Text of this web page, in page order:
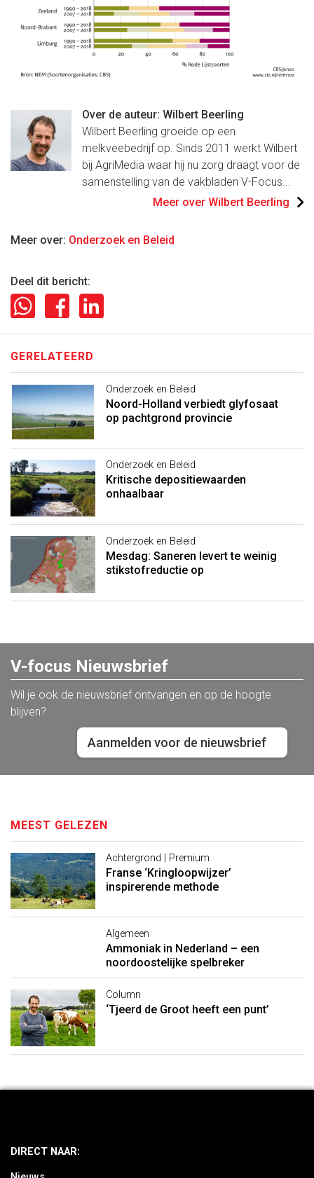
Over de auteur: Wilbert Beerling
Wilbert Beerling groeide op een
melkveebedrijf op. Sinds 2011 werkt Wilbert
bij AgriMedia waar hij nu zorg draagt voor de
samenstelling van de vakbladen V-Focus...
Meer over Wilbert Beerling
Meer over: Onderzoek en Beleid
Deel dit bericht:
GERELATEERD
Onderzoek en Beleid
Noord-Holland verbiedt glyfosaat
op pachtgrond provincie
Onderzoek en Beleid
Kritische depositiewaarden
onhaalbaar
Onderzoek en Beleid
Mesdag: Saneren levert te weinig
stikstofreductie op
V-focus Nieuwsbrief
Wil je ook de nieuwsbrief ontvangen en op de hoogte
blijven?
Aanmelden voor de nieuwsbrief
MEEST GELEZEN
Achtergrond | Premium
Franse ‘Kringloopwijzer’
inspirerende methode
Algemeen
Ammoniak in Nederland – een
noordoostelijke spelbreker
Column
‘Tjeerd de Groot heeft een punt’
DIRECT NAAR: